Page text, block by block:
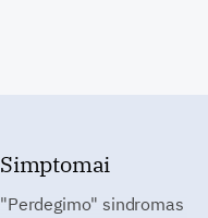
Simptomai
"Perdegimo" sindromas